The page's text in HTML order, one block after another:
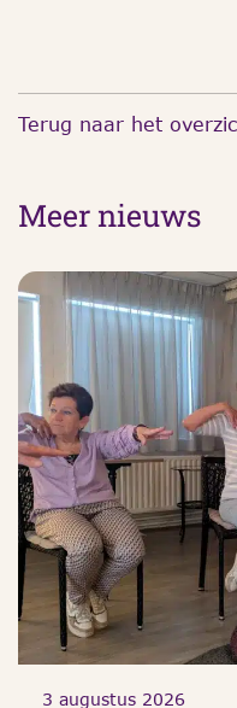
Terug naar het
Meer nieuws
3 augustus 2026